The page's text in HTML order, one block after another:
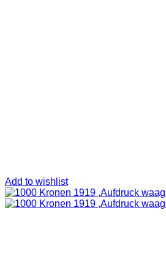
Add to wishlist